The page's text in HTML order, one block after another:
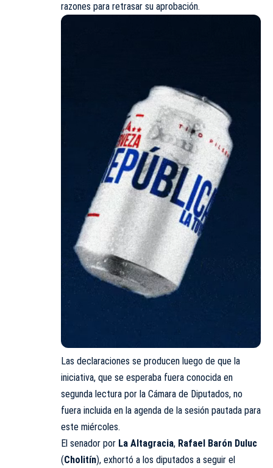
razones para retrasar su aprobación.
Las declaraciones se producen luego de que la
iniciativa, que se esperaba fuera conocida en
segunda lectura por la Cámara de Diputados, no
fuera incluida en la agenda de la sesión pautada para
este miércoles.
El senador por La Altagracia, Rafael Barón Duluc
(Cholitín), exhortó a los diputados a seguir el